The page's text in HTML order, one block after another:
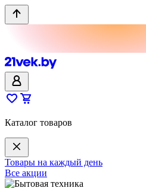
Каталог товаров
Товары на каждый день
Все акции